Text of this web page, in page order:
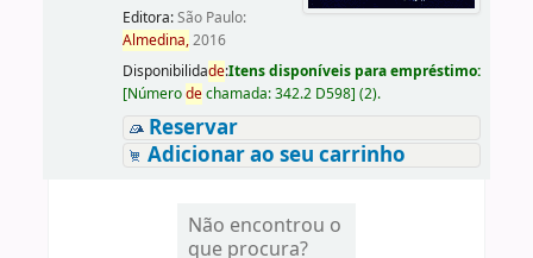
Editora:São Paulo:
Almedina,2016
Disponibilidade:Itens disponíveis para empréstimo:
[Númerodechamada:342.2 D598] (2).
Reservar
Adicionar ao seu carrinho
Não encontrou o
que procura?